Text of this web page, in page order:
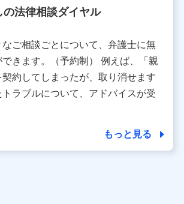
ールアドレス、お客さまの識別子、属
ントサービスのご利用に関する情報。例
カード番号、性別、年齢、家族構成、住
、dポイント利用履歴などが含まれます。
ドコモが提供する各種サービスなどの
に関する情報。例として、当社又は株式
提供する各種サービスのご契約状態・ご利
ト利用時の行動に関する情報、アプリケ
動に関する情報、購入されたサービスや
NTTドコモが提供する保険関連サービスに
の法律相談ダイヤル
なご相談ごとについて、弁護士に無
きます。（予約制） 例えば、「親
約してしまったが、取り消せます
ラブルについて、アドバイスが受
もっと見る